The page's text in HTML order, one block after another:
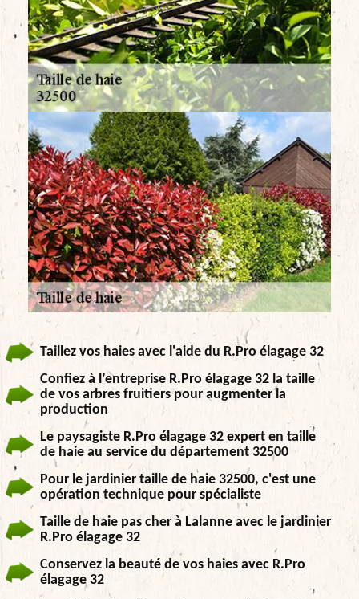
Taillez vos haies avec l'aide du R.Pro élagage 32
Confiez à l’entreprise R.Pro élagage 32 la taille
de vos arbres fruitiers pour augmenter la
production
Le paysagiste R.Pro élagage 32 expert en taille
de haie au service du département 32500
Pour le jardinier taille de haie 32500, c'est une
opération technique pour spécialiste
Taille de haie pas cher à Lalanne avec le jardinier
R.Pro élagage 32
Conservez la beauté de vos haies avec R.Pro
élagage 32